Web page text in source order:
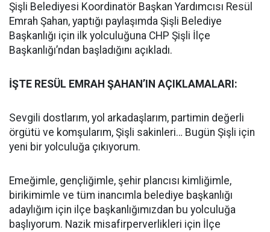
Şişli Belediyesi Koordinatör Başkan Yardımcısı Resül
Emrah Şahan, yaptığı paylaşımda Şişli Belediye
Başkanlığı için ilk yolculuğuna CHP Şişli İlçe
Başkanlığı’ndan başladığını açıkladı.
İŞTE RESÜL EMRAH ŞAHAN’IN AÇIKLAMALARI:
Sevgili dostlarım, yol arkadaşlarım, partimin değerli
örgütü ve komşularım, Şişli sakinleri… Bugün Şişli için
yeni bir yolculuğa çıkıyorum.
Emeğimle, gençliğimle, şehir plancısı kimliğimle,
birikimimle ve tüm inancımla belediye başkanlığı
adaylığım için ilçe başkanlığımızdan bu yolculuğa
başlıyorum. Nazik misafirperverlikleri için İlçe